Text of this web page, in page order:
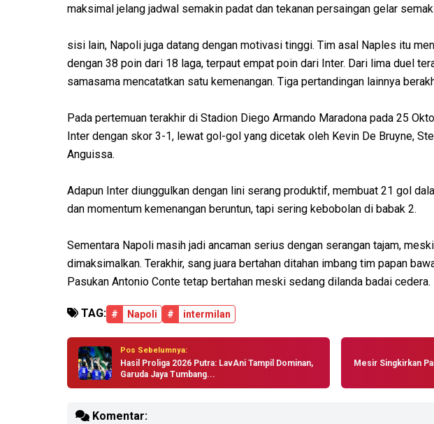
maksimal jelang jadwal semakin padat dan tekanan persaingan gelar
sisi lain, Napoli juga datang dengan motivasi tinggi. Tim asal Naples itu
dengan 38 poin dari 18 laga, terpaut empat poin dari Inter. Dari lima duel
samasama mencatatkan satu kemenangan. Tiga pertandingan lainnya
Pada pertemuan terakhir di Stadion Diego Armando Maradona pada 25
Inter dengan skor 3-1, lewat gol-gol yang dicetak oleh Kevin De Bruyne,
Anguissa.
Adapun Inter diunggulkan dengan lini serang produktif, membuat 21 gol
dan momentum kemenangan beruntun, tapi sering kebobolan di babak 2.
Sementara Napoli masih jadi ancaman serius dengan serangan tajam,
dimaksimalkan. Terakhir, sang juara bertahan ditahan imbang tim papan
Pasukan Antonio Conte tetap bertahan meski sedang dilanda badai cedera.
TAG: # Napoli # intermilan
Pos Sebelumnya:
Hasil Proliga 2026 Putra: LavAni Tampil Dominan,
Garuda Jaya Tumbang...
Mesir Singkirkan
Komentar: